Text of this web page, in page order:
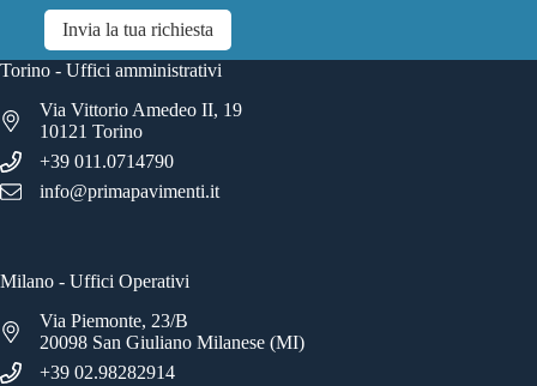
Invia la tua richiesta
Torino - Uffici amministrativi
Via Vittorio Amedeo II, 19
10121 Torino
+39 011.0714790
info@primapavimenti.it
Milano - Uffici Operativi
Via Piemonte, 23/B
20098 San Giuliano Milanese (MI)
+39 02.98282914